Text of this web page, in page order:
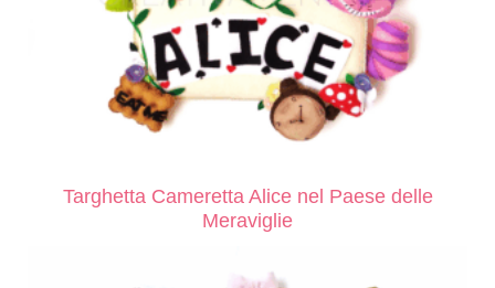
Targhetta Cameretta Alice nel Paese delle
Meraviglie